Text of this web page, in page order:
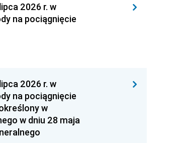
2026 r. w
na pociągnięcie
2026 r. w
na pociągnięcie
w
w dniu 28 maja